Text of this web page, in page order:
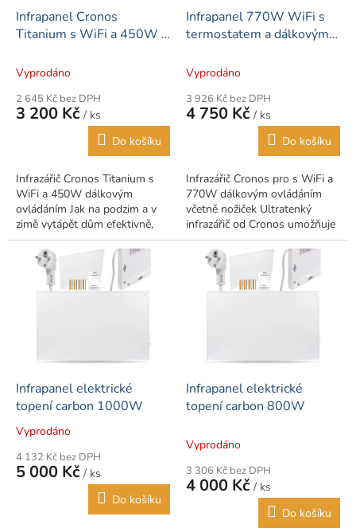
Infrapanel Cronos
Titanium s WiFi a 450W s
ovládáním
Vyprodáno
2 645 Kč bez DPH
3 200 Kč / ks
Do košíku
Infrazářič Cronos Titanium s
WiFi a 450W dálkovým
ovládáním Jak na podzim a v
zimě vytápět dům efektivně,
ekologicky a energeticky
úsporně? Infrazářič CR-500
Titanium s...
Infrapanel 770W WiFi s
termostatem a dálkovým
Vyprodáno
3 926 Kč bez DPH
4 750 Kč / ks
Do košíku
Infrazářič Cronos pro s WiFi a
770W dálkovým ovládáním
včetně nožiček Ultratenký
infrazářič od Cronos umožňuje
vytápět místnost daleko
infračerveným světlem, takže
nárůst...
Infrapanel elektrické
topení carbon 1000W
Průměrné
produktu
je
Vyprodáno
4 132 Kč bez DPH
5 000 Kč / ks
Do košíku
Infrapanel elektrické
topení carbon 800W
Vyprodáno
3 306 Kč bez DPH
4 000 Kč / ks
Do košíku